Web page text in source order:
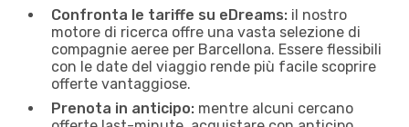
Confronta le tariffe su eDreams: il nostro
motore di ricerca offre una vasta selezione di
compagnie aeree per Barcellona. Essere flessibili
con le date del viaggio rende più facile scoprire
offerte vantaggiose.
Prenota in anticipo: mentre alcuni cercano